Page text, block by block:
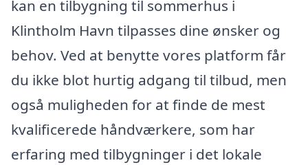
kan en tilbygning til sommerhus i
Klintholm Havn tilpasses dine ønsker og
behov. Ved at benytte vores platform får
du ikke blot hurtig adgang til tilbud, men
også muligheden for at finde de mest
kvalificerede håndværkere, som har
erfaring med tilbygninger i det lokale